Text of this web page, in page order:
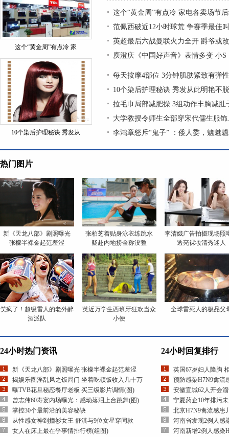
这个“黄金周”有点冷 家
10个染后护理秘诀 秀发从
这个“黄金周”有点冷 家电各卖场节
范佩西破近12小时球荒 争赛季最佳
英超最后六战曼联火力全开 爵爷或
庾澄庆《中国好声音》表情多变 小
每天按摩4部位 3分钟肌肤紧致有弹性
10个染后护理秘诀 秀发从此明艳不
拉毛巾局部减肥操 3组动作丰胸减肚
大学教授令师生全部穿宋代儒生服
李鸿章怒斥“鬼子” ：倭人委，魑魅
热门图片
新《天龙八部》剧照曝光
张檬半裸金起范羞涩
张柏芝着贴身泳衣练跳水
疑赴内地捞金称没整
李清娥广告拍摄现场照
透亮裸妆清秀迷人
笑疯了！超级雷人的老外醉
酒派队
英近万学生西班牙狂欢当众
小便
全球雷死人的极品父
24小时热门资讯
新《天龙八部》剧照曝光 张檬半裸金起范羞涩
揭娱乐圈淫乱风之饭局门 坐着吃顿饭收入几十万
曝TVB花旦秘恋餐厅老板 买三级影片调情(图)
曾志伟60寿宴内场曝光：感动落泪上台跳舞(图)
掌控30个最前沿的美容秘诀
从性感女神到撞衫女王 舒淇与9位女星穿同款
女人在床上最在乎事情排行榜(组图)
24小时回复排行
英国67岁妇人隆胸
预防感染H7N9禽流
安徽宣城62人开会
宁夏药企10年排污
北京H7N9禽流感患
河南省发现2例人感
河南新增2例人感染